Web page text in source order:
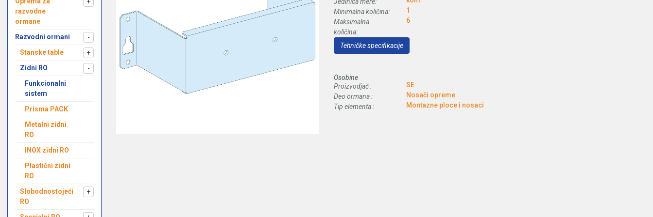
razvodne
ormane
Razvodni ormani
-
Stanske table
+
Zidni RO
-
Funkcionalni
sistem
Prisma PACK
Metalni zidni
RO
INOX zidni RO
Plastični zidni
RO
Slobodnostojeći
RO
+
Minimalna količina:
1
Maksimalna
količina:
6
Tehničke specifikacije
Osobine
Proizvodjač :
SE
Deo ormana :
Nosači opreme
Tip elementa :
Montazne ploce i nosaci